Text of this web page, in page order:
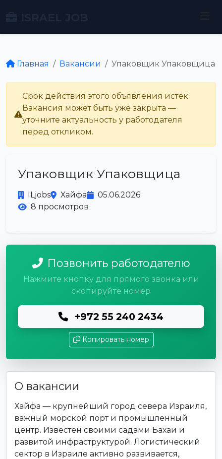
Главная Вакансии Упаковщик Упаковщица
Срок действия этого объявления истёк.
Вакансия может быть уже закрыта —
уточните актуальность у работодателя
перед откликом.
Упаковщик Упаковщица
ILjobs Хайфа
05.06.2026
8 просмотров
Позвонить работодателю
Нажмите кнопку для прямого звонка или
скопируйте номер
+972 55 240 2434
Копировать номер
О вакансии
Хайфа — крупнейший город севера Израиля,
важный морской порт и промышленный
центр. Известен своими садами Бахаи и
развитой инфраструктурой. Логистический
сектор в Израиле активно развивается,